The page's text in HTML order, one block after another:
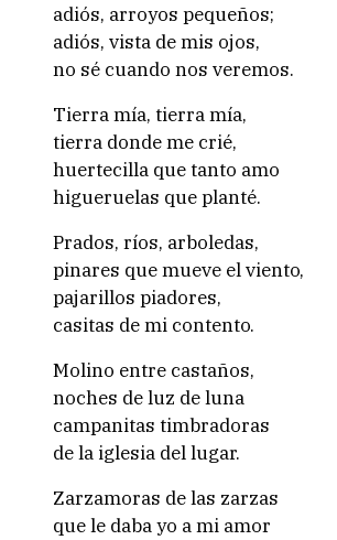
adiós, arroyos pequeños;
adiós, vista de mis ojos,
no sé cuando nos veremos.
Tierra mía, tierra mía,
tierra donde me crié,
huertecilla que tanto amo
higueruelas que planté.
Prados, ríos, arboledas,
pinares que mueve el viento,
pajarillos piadores,
casitas de mi contento.
Molino entre castaños,
noches de luz de luna
campanitas timbradoras
de la iglesia del lugar.
Zarzamoras de las zarzas
que le daba yo a mi amor